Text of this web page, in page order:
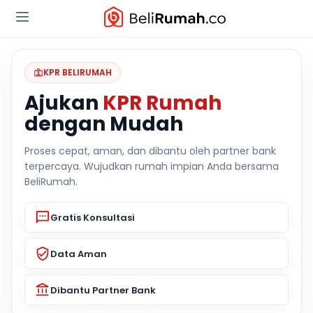
KPR BELIRUMAH
Ajukan KPR Rumah
dengan Mudah
Proses cepat, aman, dan dibantu oleh partner bank
terpercaya. Wujudkan rumah impian Anda bersama
BeliRumah.
Gratis Konsultasi
Data Aman
Dibantu Partner Bank